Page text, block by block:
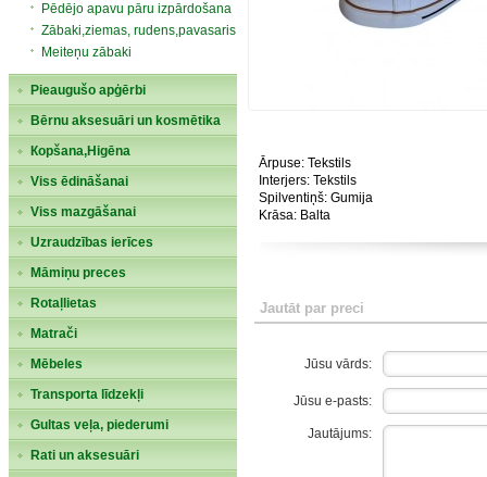
Pēdējo apavu pāru izpārdošana
Zābaki,ziemas, rudens,pavasaris
Meiteņu zābaki
Pieaugušo apģērbi
Bērnu aksesuāri un kosmētika
Кopšana,Higēna
Viss ēdināšanai
Viss mazgāšanai
Uzraudzības ierīces
Māmiņu preces
Rotaļlietas
Matrači
Mēbeles
Transporta līdzekļi
Gultas veļa, piederumi
Rati un aksesuāri
Ārpuse: Tekstils
Interjers: Tekstils
Spilventiņš: Gumija
Krāsa: Balta
Jautāt par preci
Jūsu vārds:
Jūsu e-pasts:
Jautājums: